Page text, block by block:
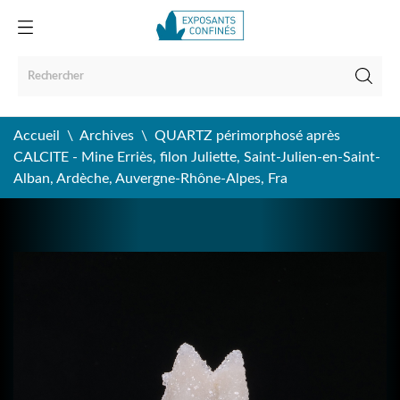
Accueil Archives
QUARTZ périmorphosé après
CALCITE - Mine Erriès, filon Juliette, Saint-Julien-en-Saint-
Alban, Ardèche, Auvergne-Rhône-Alpes, Fra